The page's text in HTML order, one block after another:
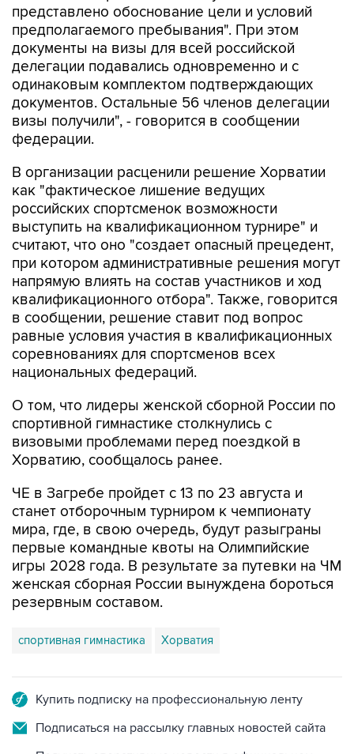
представлено обоснование цели и условий
предполагаемого пребывания". При этом
документы на визы для всей российской
делегации подавались одновременно и с
одинаковым комплектом подтверждающих
документов. Остальные 56 членов делегации
визы получили", - говорится в сообщении
федерации.
В организации расценили решение Хорватии
как "фактическое лишение ведущих
российских спортсменок возможности
выступить на квалификационном турнире" и
считают, что оно "создает опасный прецедент,
при котором административные решения могут
напрямую влиять на состав участников и ход
квалификационного отбора". Также, говорится
в сообщении, решение ставит под вопрос
равные условия участия в квалификационных
соревнованиях для спортсменов всех
национальных федераций.
О том, что лидеры женской сборной России по
спортивной гимнастике столкнулись с
визовыми проблемами перед поездкой в
Хорватию, сообщалось ранее.
ЧЕ в Загребе пройдет с 13 по 23 августа и
станет отборочным турниром к чемпионату
мира, где, в свою очередь, будут разыграны
первые командные квоты на Олимпийские
игры 2028 года. В результате за путевки на ЧМ
женская сборная России вынуждена бороться
резервным составом.
спортивная гимнастика Хорватия
Купить подписку на профессиональную ленту
Подписаться на рассылку главных новостей сайта